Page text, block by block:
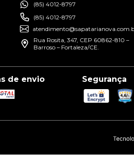
(85) 4012-8797
(85) 4012-8797
Rua Rosita, 347, CEP 60862-810 –
Barroso – Fortaleza/CE.
de envio Segurança